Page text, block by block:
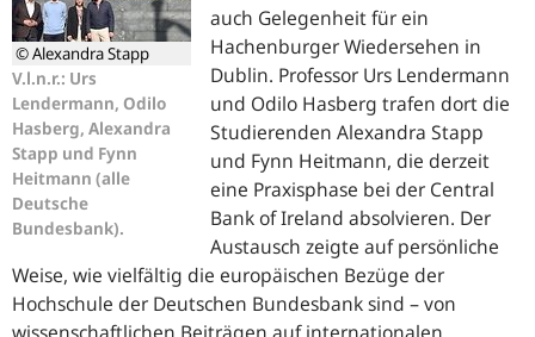
© Alexandra Stapp
V.l.n.r.: Urs
Lendermann, Odilo
Hasberg, Alexandra
Stapp und Fynn
Heitmann (alle
Deutsche
Bundesbank).
auch Gelegenheit für ein
Hachenburger Wiedersehen in
Dublin. Professor Urs Lendermann
und Odilo Hasberg trafen dort die
Studierenden Alexandra Stapp
und Fynn Heitmann, die derzeit
eine Praxisphase bei der Central
Bank of Ireland absolvieren. Der
Austausch zeigte auf persönliche
Weise, wie vielfältig die europäischen Bezüge der
Hochschule der Deutschen Bundesbank sind – von